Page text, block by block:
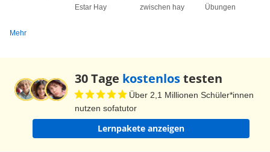
cumple años él? Am 22. Mai, also: miércoles,
mayo, primavera. El cumpleaños de Laura es el
quince de julio. Hier lautet die Antwort: lunes,
julio, verano. Und der Geburtstag von Isabella?
Estar Hay
zwischen hay
Übungen
Mehr
30 Tage kostenlostesten
Über 2,1 Millionen Schüler*innen
nutzen sofatutor
Lernpakete anzeigen